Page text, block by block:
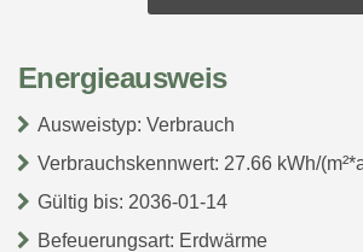
Energieausweis
Ausweistyp: Verbrauch
Verbrauchskennwert: 27.66 kWh/
Gültig bis: 2036-01-14
Befeuerungsart: Erdwärme